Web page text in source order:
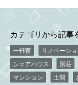
カテゴリから記事
一軒家 リノベーシ
シェアハウス
別荘
マンション
土間